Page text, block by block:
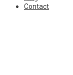
Contact